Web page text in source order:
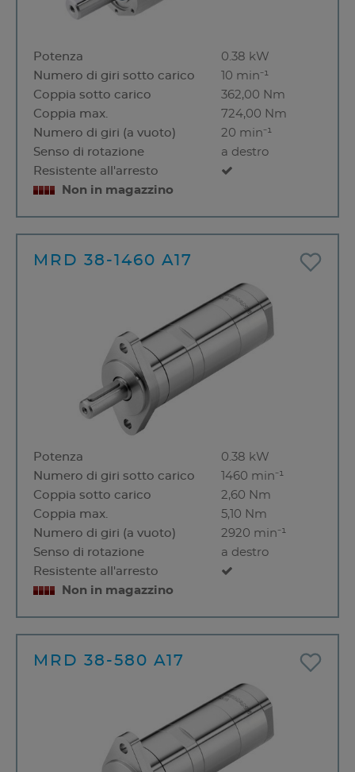
Potenza
0.38 kW
Numero di giri sotto carico
10 min⁻¹
Coppia sotto carico
362,00 Nm
Coppia max.
724,00 Nm
Numero di giri (a vuoto)
20 min⁻¹
Senso di rotazione
a destro
Resistente all'arresto
Non in magazzino
MRD 38-1460 A17
Potenza
0.38 kW
Numero di giri sotto carico
1460 min⁻¹
Coppia sotto carico
2,60 Nm
Coppia max.
5,10 Nm
Numero di giri (a vuoto)
2920 min⁻¹
Senso di rotazione
a destro
Resistente all'arresto
Non in magazzino
MRD 38-580 A17